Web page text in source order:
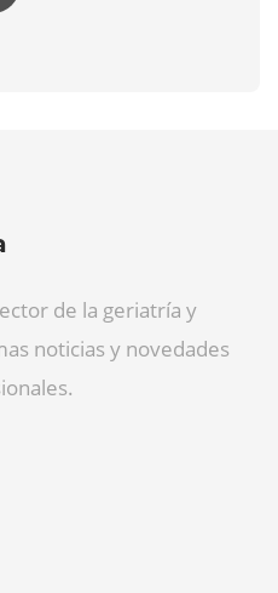
de la geriatría y
noticias y novedades